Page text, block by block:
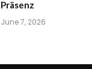
Präsenz
June 7, 2026